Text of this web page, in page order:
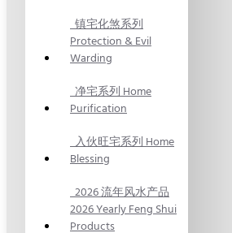
镇宅化煞系列
Protection & Evil
Warding
净宅系列 Home
Purification
入伙旺宅系列 Home
Blessing
2026 流年风水产品
2026 Yearly Feng Shui
Products